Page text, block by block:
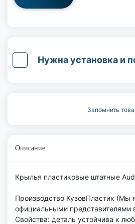
Нужна установка и
Запомнить
Описание
Крылья пластиковые штатные
Производство КузовПластик (Мы
официальными представителями
Свойства: деталь устойчива к